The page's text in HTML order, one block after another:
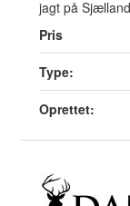
jagt på
Pris
Type:
Oprettet: